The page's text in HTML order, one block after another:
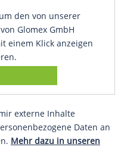
den von unserer
Glomex GmbH
einem Klick anzeigen
externe Inhalte
Daten an
Mehr dazu in unseren